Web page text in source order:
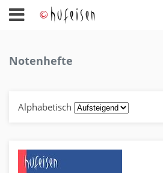
Notenhefte
Alphabetisch